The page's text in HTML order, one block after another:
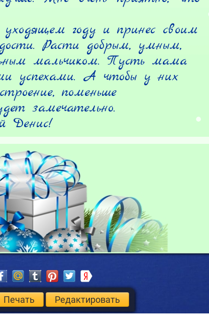
году и принес своим
Расти добрым, умным,
мальчиком. Пусть мама
успехами. А чтобы у них
поменьше
замечательно.
Денис!
Печать Редактировать